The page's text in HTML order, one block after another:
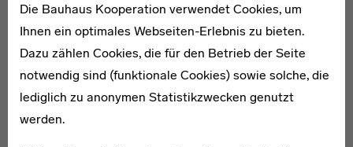
Die Bauhaus Kooperation verwendet Cookies, um
Ihnen ein optimales Webseiten-Erlebnis zu bieten.
Dazu zählen Cookies, die für den Betrieb der Seite
notwendig sind (funktionale Cookies) sowie solche, die
lediglich zu anonymen Statistikzwecken genutzt
werden.
„Der Schlag gegen das Bauhaus“
Das Studium am Dessauer Bauhaus endete für das
Ehepaar Yamawaki mit der Schließung des Standortes
Dessau. Auf dem Weg zurück nach Japan befand sich